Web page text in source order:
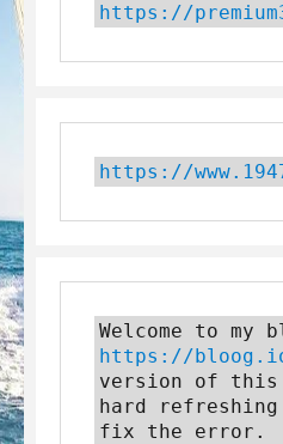
https://
https://
https://
version of
hard
fix the error.